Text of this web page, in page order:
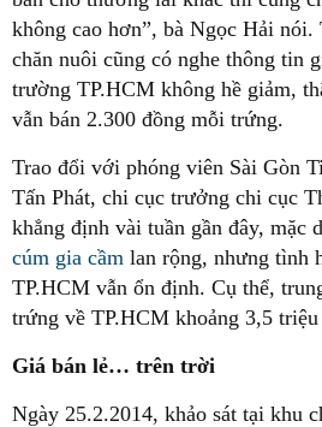
không cao hơn”, bà Ngọc Hải
chăn nuôi cũng có nghe thông tin
trường TP.HCM không hề giảm,
vẫn bán 2.300 đồng mỗi trứng.
Trao đổi với phóng viên Sài Gòn
Tấn Phát, chi cục trưởng chi cục
khẳng định vài tuần gần đây, mặc
cúm gia cầm lan rộng, nhưng tình
TP.HCM vẫn ổn định. Cụ thể,
trứng về TP.HCM khoảng 3,5
Giá bán lẻ… trên trời
Ngày 25.2.2014, khảo sát tại khu